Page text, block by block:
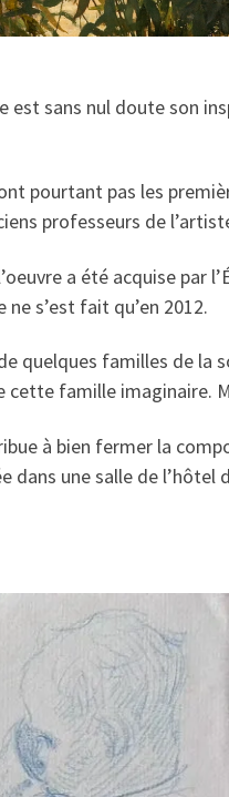
est sans nul doute son
pourtant pas les
professeurs de
a été acquise
s’est fait qu’en 2012.
quelques familles de
cette famille imaginaire.
à bien fermer la
une salle de l’hôtel